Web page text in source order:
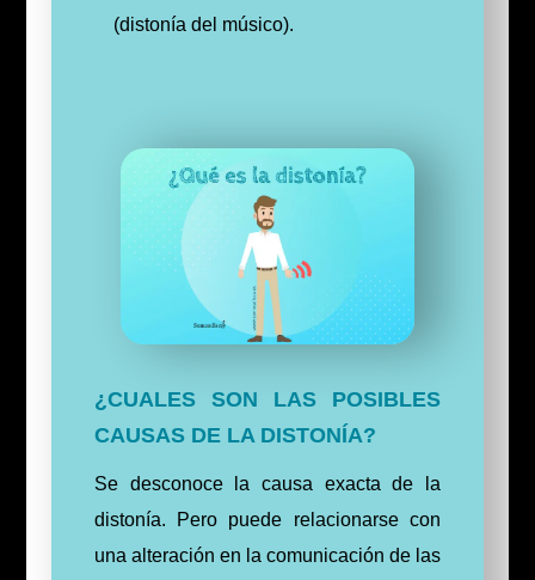
(distonía del músico).
¿CUALES SON LAS POSIBLES
CAUSAS DE LA DISTONÍA?
Se desconoce la causa exacta de la
distonía. Pero puede relacionarse con
una alteración en la comunicación de las